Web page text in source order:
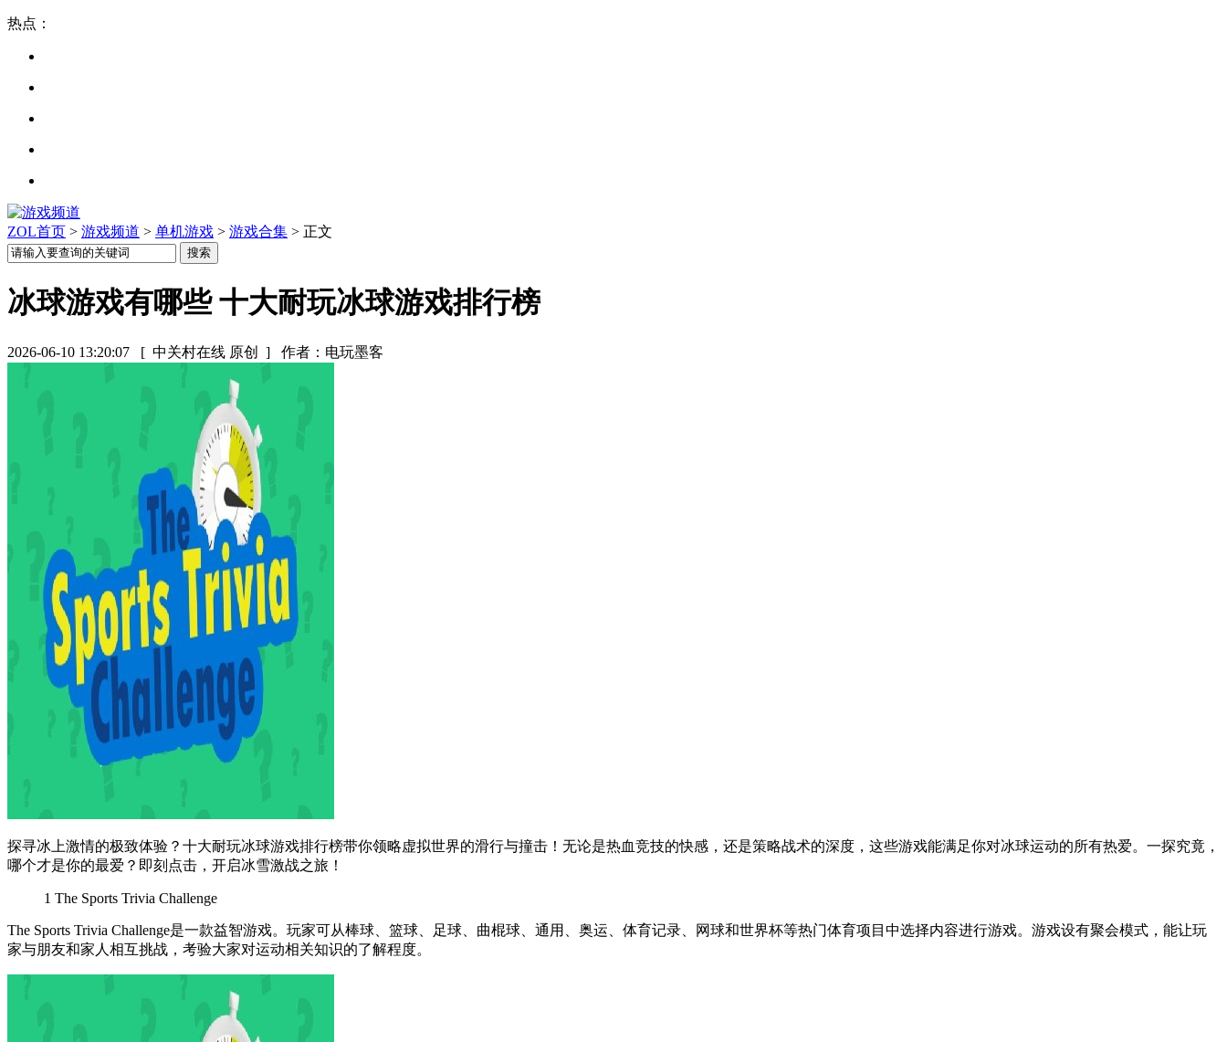
热点：
ZOL首页 > 游戏频道 > 单机游戏 > 游戏合集 > 正文
冰球游戏有哪些 十大耐玩冰球游戏排行榜
2026-06-10 13:20:07 [ 中关村在线 原创 ] 作者：电玩墨客
探寻冰上激情的极致体验？十大耐玩冰球游戏排行榜带你领略虚拟世界的滑行与撞击！无论是热血竞技的快感，还是策略战术的深度，这些游戏能满足你对冰球运动的所有热爱。一探究竟，
哪个才是你的最爱？即刻点击，开启冰雪激战之旅！
1 The Sports Trivia Challenge
The Sports Trivia Challenge是一款益智游戏。玩家可从棒球、篮球、足球、曲棍球、通用、奥运、体育记录、网球和世界杯等热门体育项目中选择内容进行游戏。游戏设有聚会模式，能让玩
家与朋友和家人相互挑战，考验大家对运动相关知识的了解程度。